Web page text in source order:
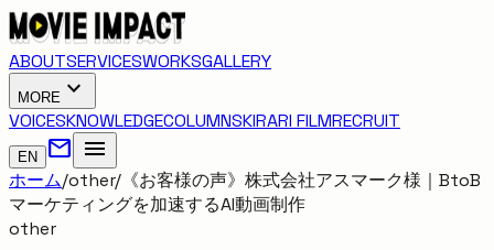
ABOUTSERVICESWORKSGALLERY
MORE expand_more
VOICESKNOWLEDGECOLUMNSKIRARI FILMRECRUIT
EN mail menu
ホーム/other/ 《お客様の声》株式会社アスマーク様｜BtoB
マーケティングを加速するAI動画制作
other